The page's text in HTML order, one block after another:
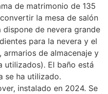
de matrimonio de 135
la mesa de salón
de nevera grande
para la nevera y el
de almacenaje y
utilizados). El baño está
se ha utilizado.
instalado en 2024. Se